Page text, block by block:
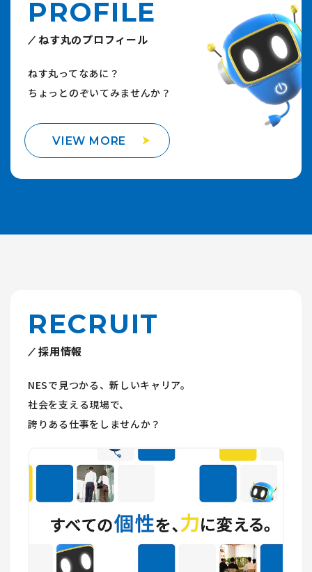
PROFILE
ねす丸のプロフィール
ねす丸ってなあに？
ちょっとのぞいてみませんか？
VIEW MORE
RECRUIT
採用情報
NESで見つかる、新しいキャリア。
社会を支える現場で、
誇りある仕事をしませんか？